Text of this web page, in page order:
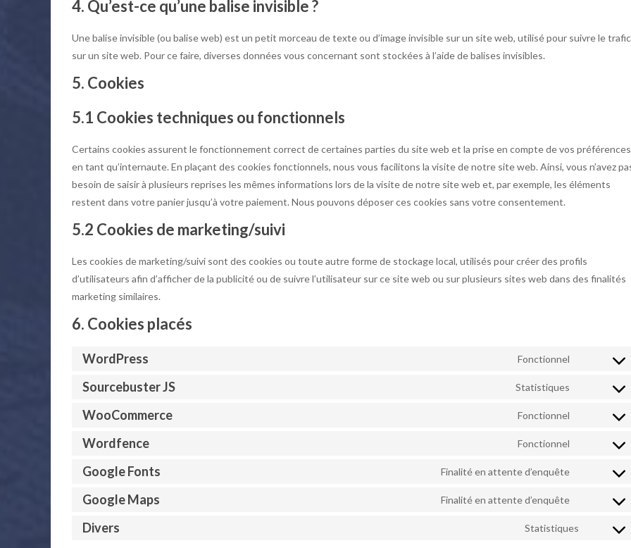
4. Qu’est-ce qu’une balise invisible ?
Une balise invisible (ou balise web) est un petit morceau de texte ou d’image invisible sur un site web, utilisé pour suivre le trafic
sur un site web. Pour ce faire, diverses données vous concernant sont stockées à l’aide de balises invisibles.
5. Cookies
5.1 Cookies techniques ou fonctionnels
Certains cookies assurent le fonctionnement correct de certaines parties du site web et la prise en compte de vos préférences
en tant qu’internaute. En plaçant des cookies fonctionnels, nous vous facilitons la visite de notre site web. Ainsi, vous n’avez
besoin de saisir à plusieurs reprises les mêmes informations lors de la visite de notre site web et, par exemple, les éléments
restent dans votre panier jusqu’à votre paiement. Nous pouvons déposer ces cookies sans votre consentement.
5.2 Cookies de marketing/suivi
Les cookies de marketing/suivi sont des cookies ou toute autre forme de stockage local, utilisés pour créer des profils
d’utilisateurs afin d’afficher de la publicité ou de suivre l’utilisateur sur ce site web ou sur plusieurs sites web dans des finalités
marketing similaires.
6. Cookies placés
WordPress Fonctionnel
Consent
Sourcebuster JS Statistiques
Consent
WooCommerce Fonctionnel
Consent
Wordfence Fonctionnel
Consent
Google Fonts Finalité en attente d’enquête
Consent
Google Maps Finalité en attente d’enquête
Consent
Divers Statistiques